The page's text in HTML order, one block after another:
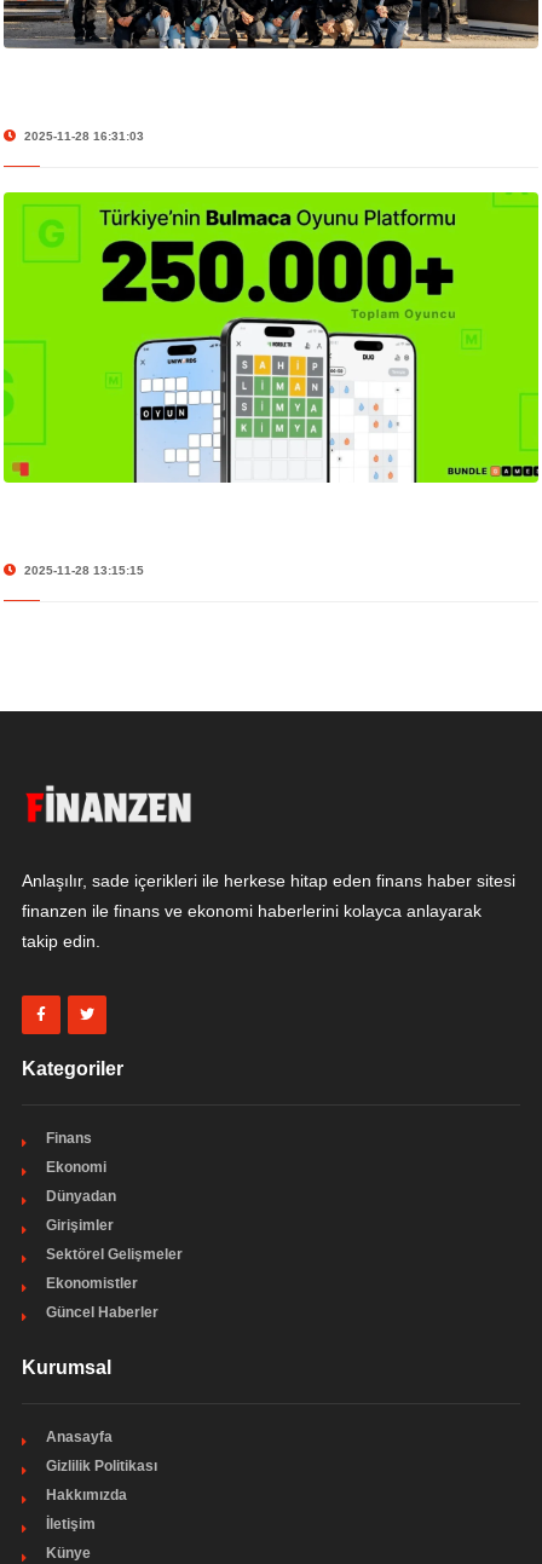
2025-11-28 16:31:03
2025-11-28 13:15:15
Anlaşılır, sade içerikleri ile herkese hitap eden finans haber sitesi
finanzen ile finans ve ekonomi haberlerini kolayca anlayarak
takip edin.
Kategoriler
Finans
Ekonomi
Dünyadan
Girişimler
Sektörel Gelişmeler
Ekonomistler
Güncel Haberler
Kurumsal
Anasayfa
Gizlilik Politikası
Hakkımızda
İletişim
Künye